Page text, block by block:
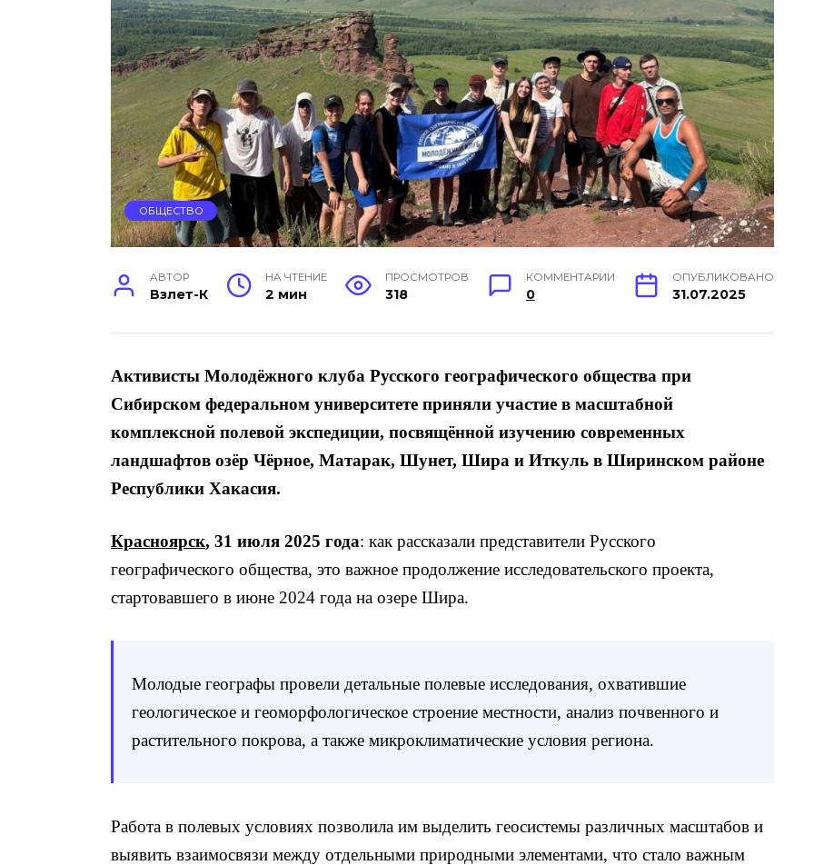
ОБЩЕСТВО
АВТОР
Взлет-К
НА ЧТЕНИЕ
2 мин
ПРОСМОТРОВ
318
КОММЕНТАРИИ
0
ОПУБЛИКОВАНО
31.07.2025
Активисты Молодёжного клуба Русского географического общества при
Сибирском федеральном университете приняли участие в масштабной
комплексной полевой экспедиции, посвящённой изучению современных
ландшафтов озёр Чёрное, Матарак, Шунет, Шира и Иткуль в Ширинском районе
Республики Хакасия.
Красноярск, 31 июля 2025 года: как рассказали представители Русского
географического общества, это важное продолжение исследовательского проекта,
стартовавшего в июне 2024 года на озере Шира.
Молодые географы провели детальные полевые исследования, охватившие
геологическое и геоморфологическое строение местности, анализ почвенного и
растительного покрова, а также микроклиматические условия региона.
Работа в полевых условиях позволила им выделить геосистемы различных масштабов и
выявить взаимосвязи между отдельными природными элементами, что стало важным